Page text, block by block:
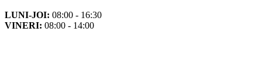
LUNI-JOI: 08:00 - 16:30
VINERI: 08:00 - 14:00